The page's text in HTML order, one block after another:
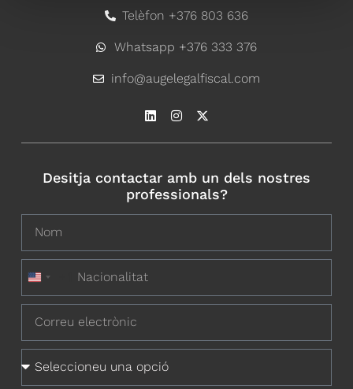
Telèfon +376 803 636
Whatsapp +376 333 376
info@augelegalfiscal.com
Desitja contactar amb un dels nostres
professionals?
United States +1